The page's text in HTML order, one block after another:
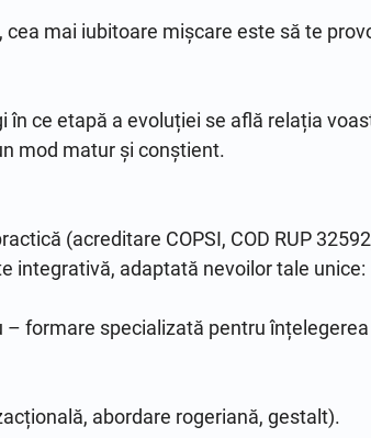
cea mai iubitoare mișcare este să te
în ce etapă a evoluției se află relația
mod matur și conștient.
(acreditare COPSI, COD RUP
integrativă, adaptată nevoilor tale unice:
– formare specializată pentru
abordare rogeriană, gestalt).